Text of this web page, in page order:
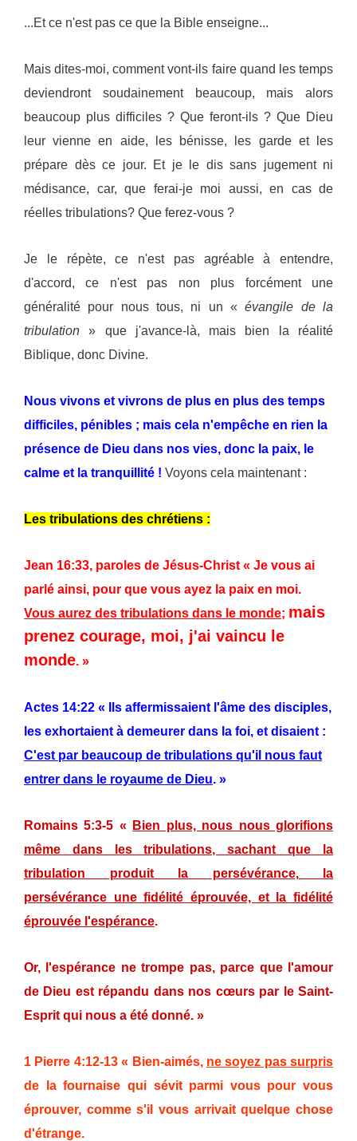
...Et ce n'est pas ce que la Bible enseigne...
Mais dites-moi, comment vont-ils faire quand les temps
deviendront soudainement beaucoup, mais alors
beaucoup plus difficiles ? Que feront-ils ? Que Dieu
leur vienne en aide, les bénisse, les garde et les
prépare dès ce jour. Et je le dis sans jugement ni
médisance, car, que ferai-je moi aussi, en cas de
réelles tribulations? Que ferez-vous ?
Je le répète, ce n'est pas agréable à entendre,
d'accord, ce n'est pas non plus forcément une
généralité pour nous tous, ni un «évangile de la
tribulation » que j'avance-là, mais bien la réalité
Biblique, donc Divine.
Nous vivons et vivrons de plus en plus des temps
difficiles, pénibles ; mais cela n'empêche en rien la
présence de Dieu dans nos vies, donc la paix, le
calme et la tranquillité ! Voyons cela maintenant :
Les tribulations des chrétiens :
Jean 16:33, paroles de Jésus-Christ « Je vous ai
parlé ainsi, pour que vous ayez la paix en moi.
Vous aurez des tribulations dans le monde; mais
prenez courage, moi, j'ai vaincu le
monde. »
Actes 14:22 « Ils affermissaient l'âme des disciples,
les exhortaient à demeurer dans la foi, et disaient :
C'est par beaucoup de tribulations qu'il nous faut
entrer dans le royaume de Dieu. »
Romains 5:3-5 «
Bien plus, nous nous glorifions
même dans les tribulations, sachant que la
tribulation produit la persévérance, la
persévérance une fidélité éprouvée, et la fidélité
éprouvée l'espérance.
Or, l'espérance ne trompe pas, parce que l'amour
de Dieu est répandu dans nos cœurs par le Saint-
Esprit qui nous a été donné. »
1 Pierre 4:12-13 « Bien-aimés, ne soyez pas surpris
de la fournaise qui sévit parmi vous pour vous
éprouver, comme s'il vous arrivait quelque chose
d'étrange.